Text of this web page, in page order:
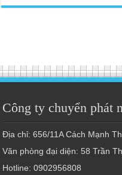
Công ty chuyển phát
Địa chỉ: 656/11A Cách Mạnh
Văn phòng đại diện: 58 Trần
Hotline: 0902956808